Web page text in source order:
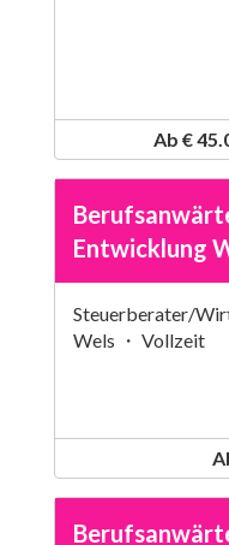
Ab €
Entwicklung
Steuerberater/
Wels ・ Vollzeit